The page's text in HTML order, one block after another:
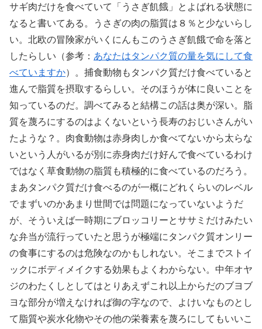
サギ肉だけを食べていて「うさぎ飢餓」とよばれる状態に
なると書いてある。うさぎの肉の脂質は８％と少ないらし
い。北欧の冒険家がいくにんもこのうさぎ飢餓で命を落と
したらしい（参考： あなたはタンパク質の量を気にして食
べていますか）。捕食動物もタンパク質だけ食べていると
進んで脂質を摂取するらしい。そのほうが体に良いことを
知っているのだ。調べてみると結構この話は奥が深い。脂
質を蔑ろにするのはよくないという長寿のおじいさんがい
たような？。肉食動物は赤身肉しか食べてないから太らな
いという人がいるが別に赤身肉だけ好んで食べているわけ
ではなく草食動物の脂質も積極的に食べているのだろう。
まあタンパク質だけ食べるのが一概にどれくらいのレベル
でまずいのかあまり世間では問題になっていないようだ
が、そういえば一時期にブロッコリーとササミだけみたい
な弁当が流行っていたと思うが極端にタンパク質オンリー
の食事にするのは危険なのかもしれない。そこまでストイ
ックにボディメイクする効果もよくわからない。中年オヤ
ジのわたくしとしてはとりあえずこれ以上からだのブヨブ
ヨな部分が増えなければ御の字なので、よけいなものとし
て脂質や炭水化物やその他の栄養素を蔑ろにしてもいいこ